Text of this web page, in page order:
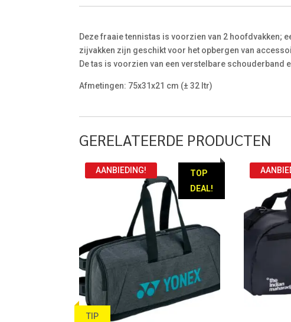
Deze fraaie tennistas is voorzien van 2 hoofdvakken;
zijvakken zijn geschikt voor het opbergen van
De tas is voorzien van een verstelbare schouderband
Afmetingen: 75x31x21 cm (± 32 ltr)
GERELATEERDE PRODUCTEN
TOP
DEAL!
TIP
AANBIEDING!